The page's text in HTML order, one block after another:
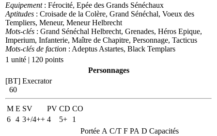
Equipement: Férocité, Epée des Grands Sénéchaux
Aptitudes : Croisade de la Colère, Grand Sénéchal, Voeux des
Templiers, Meneur, Meneur Helbrecht
Mots-clés : Grand Sénéchal Helbrecht, Grenades, Héros Epique,
Imperium, Infanterie, Maître de Chapitre, Personnage, Tacticus
Mots-clés de faction : Adeptus Astartes, Black Templars
1 unité | 120 points
Personnages
[BT] Execrator
60
M E SV PV CD CO
6 4 3+/4++ 4 5+
1
Portée A C/T F PA D Capacités